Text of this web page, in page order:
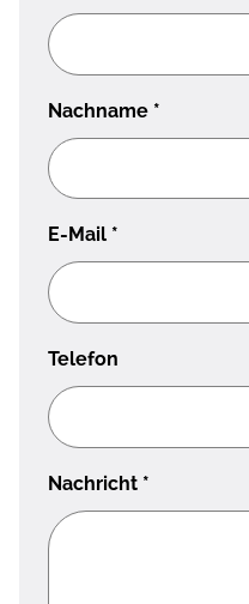
Nachname *
E-Mail *
Telefon
Nachricht *